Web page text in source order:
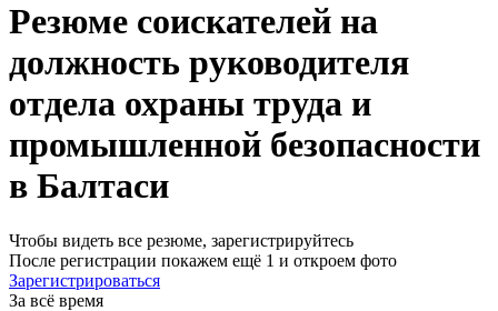
Резюме соискателей на
должность руководителя
отдела охраны труда и
промышленной безопасности
в Балтаси
Чтобы видеть все резюме, зарегистрируйтесь
После регистрации покажем ещё 1 и откроем фото
Зарегистрироваться
За всё время